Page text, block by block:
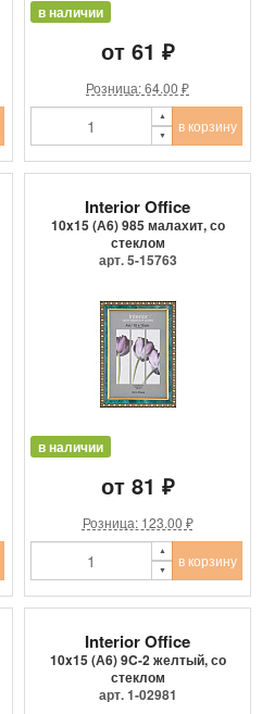
в наличии
от 61 ₽
Розница: 64.00 ₽
в корзину
Interior Office
10x15 (А6) 985 малахит, со
стеклом
арт. 5-15763
в наличии
от 81 ₽
Розница: 123.00 ₽
в корзину
Interior Office
10x15 (А6) 9C-2 желтый, со
стеклом
арт. 1-02981